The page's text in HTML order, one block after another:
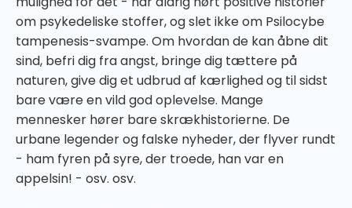
om psykedeliske stoffer, og slet ikke om Psilocybe
tampenesis-svampe. Om hvordan de kan åbne dit
sind, befri dig fra angst, bringe dig tættere på
naturen, give dig et udbrud af kærlighed og til sidst
bare være en vild god oplevelse. Mange
mennesker hører bare skrækhistorierne. De
urbane legender og falske nyheder, der flyver rundt
- ham fyren på syre, der troede, han var en
appelsin! - osv. osv.